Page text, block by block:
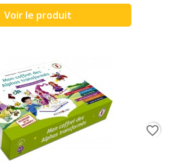
Voir le produit
favorite_border